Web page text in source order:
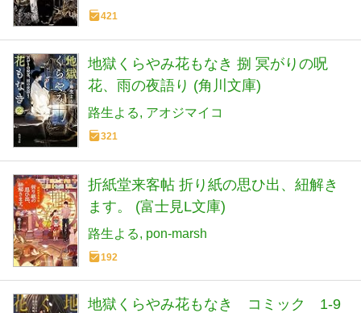
421
地獄くらやみ花もなき 捌 冥がりの呪
花、雨の夜語り (角川文庫)
路生よる アオジマイコ
321
折紙堂来客帖 折り紙の思ひ出、紐解き
ます。 (富士見L文庫)
路生よる pon-marsh
192
地獄くらやみ花もなき コミック 1-9